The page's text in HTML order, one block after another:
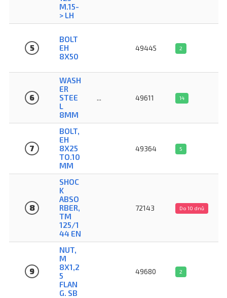
M.15-
> LH
5
BOLT
EH
8X50
49445 2
6
WASH
ER
STEE
L
8MM
... 49611 14
7
BOLT,
EH
8X25
TO.10
MM
49364 5
8
SHOC
K
ABSO
RBER,
TM
125/1
44 EN
72143 Do 10 dnů
9
NUT,
M
8X1,2
5
FLAN
G. SB
49680 2